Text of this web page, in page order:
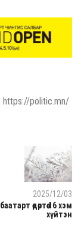
https://politic.mn/
2025/12/03
өдөртөө 16 хэм
хүйтэн